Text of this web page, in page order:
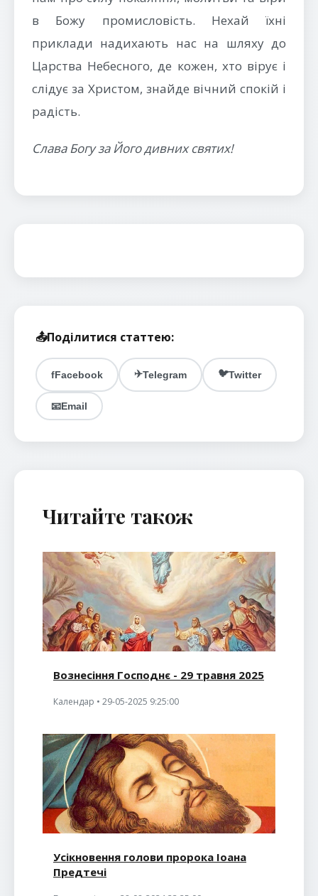
в Божу промисловість. Нехай їхні
приклади надихають нас на шляху до
Царства Небесного, де кожен, хто вірує і
слідує за Христом, знайде вічний спокій і
радість.
Слава Богу за Його дивних святих!
📤Поділитися статтею:
fFacebook ✈️Telegram 🐦Twitter
📧Email
Читайте також
Вознесіння Господнє - 29 травня 2025
Календар • 29-05-2025 9:25:00
Усікновення голови пророка Іоана
Предтечі